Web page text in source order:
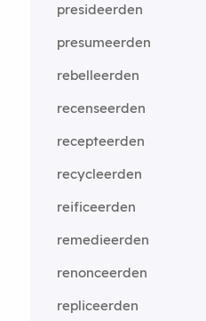
presideerden
presumeerden
rebelleerden
recenseerden
recepteerden
recycleerden
reificeerden
remedieerden
renonceerden
repliceerden